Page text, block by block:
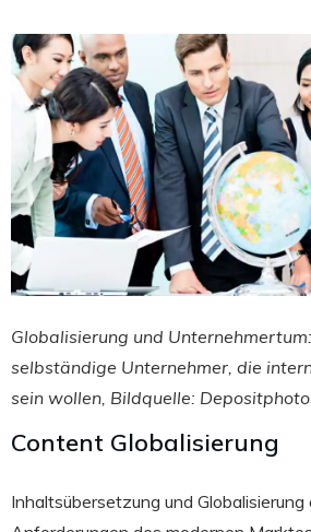
Globalisierung und
selbständige Unternehmer, die
sein wollen, Bildquelle:
Content Globalisierung
Inhaltsübersetzung und